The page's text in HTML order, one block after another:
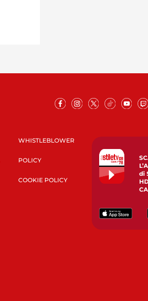
WHISTLEBLOWER
POLICY
COOKIE POLICY
di